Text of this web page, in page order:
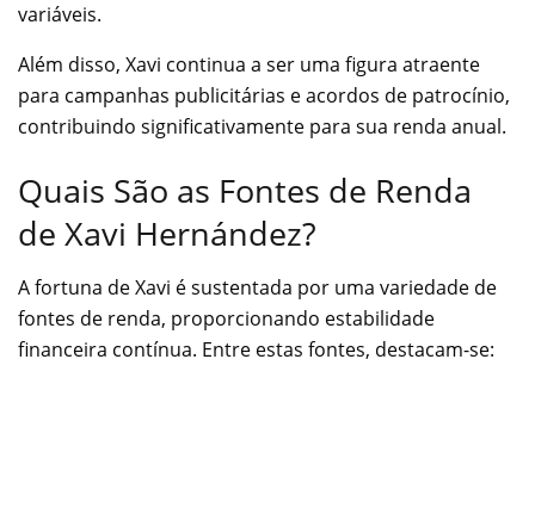
variáveis.
Além disso, Xavi continua a ser uma figura atraente
para campanhas publicitárias e acordos de patrocínio,
contribuindo significativamente para sua renda anual.
Quais São as Fontes de Renda
de Xavi Hernández?
A fortuna de Xavi é sustentada por uma variedade de
fontes de renda, proporcionando estabilidade
financeira contínua. Entre estas fontes, destacam-se: